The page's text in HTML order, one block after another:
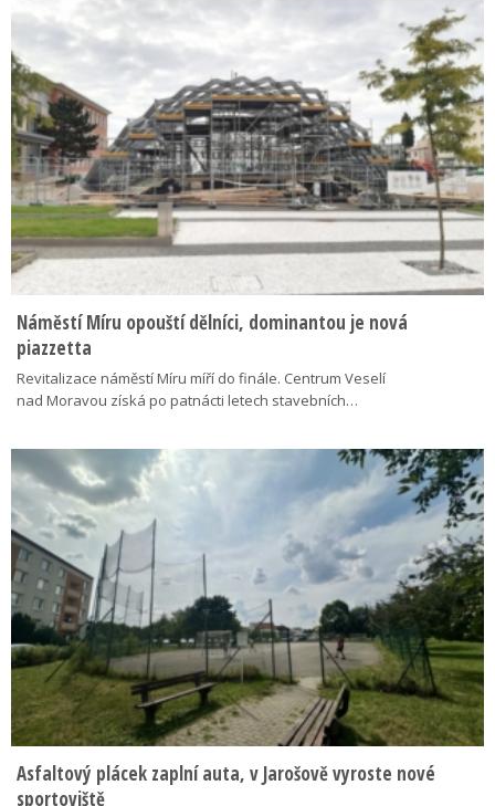
Náměstí Míru opouští dělníci, dominantou je nová
piazzetta
Revitalizace náměstí Míru míří do finále. Centrum Veselí
nad Moravou získá po patnácti letech stavebních…
Asfaltový plácek zaplní auta, v Jarošově vyroste nové
sportoviště